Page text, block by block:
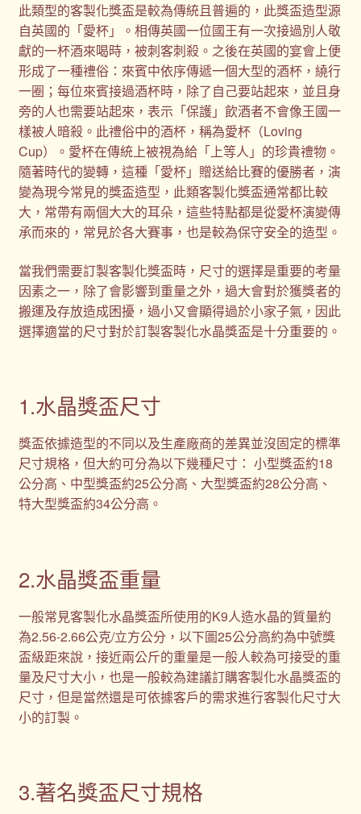
此類型的客製化獎盃是較為傳統且普遍的，此獎盃造型源
自英國的「愛杯」。相傳英國一位國王有一次接過別人敬
獻的一杯酒來喝時，被刺客刺殺。之後在英國的宴會上便
形成了一種禮俗：來賓中依序傳遞一個大型的酒杯，繞行
一圈；每位來賓接過酒杯時，除了自己要站起來，並且身
旁的人也需要站起來，表示「保護」飲酒者不會像王國一
樣被人暗殺。此禮俗中的酒杯，稱為愛杯（Loving
Cup）。愛杯在傳統上被視為給「上等人」的珍貴禮物。
隨著時代的變轉，這種「愛杯」贈送給比賽的優勝者，演
變為現今常見的獎盃造型，此類客製化獎盃通常都比較
大，常帶有兩個大大的耳朵，這些特點都是從愛杯演變傳
承而來的，常見於各大賽事，也是較為保守安全的造型。
當我們需要訂製客製化獎盃時，尺寸的選擇是重要的考量
因素之一，除了會影響到重量之外，過大會對於獲獎者的
搬運及存放造成困擾，過小又會顯得過於小家子氣，因此
選擇適當的尺寸對於訂製客製化水晶獎盃是十分重要的。
1.水晶獎盃尺寸
獎盃依據造型的不同以及生產廠商的差異並沒固定的標準
尺寸規格，但大約可分為以下幾種尺寸： 小型獎盃約18
公分高、中型獎盃約25公分高、大型獎盃約28公分高、
特大型獎盃約34公分高。
2.水晶獎盃重量
一般常見客製化水晶獎盃所使用的K9人造水晶的質量約
為2.56-2.66公克/立方公分，以下圖25公分高約為中號獎
盃級距來說，接近兩公斤的重量是一般人較為可接受的重
量及尺寸大小，也是一般較為建議訂購客製化水晶獎盃的
尺寸，但是當然還是可依據客戶的需求進行客製化尺寸大
小的訂製。
3.著名獎盃尺寸規格